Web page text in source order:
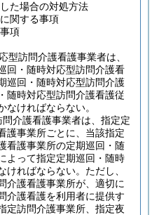
た場合の対処方法
関する事項
項
型訪問介護看護事業者は、
回・随時対応型訪問介護看
巡回・随時対応型訪問介護
随時対応型訪問介護看護従
ければならない。
介護看護事業者は、指定定
護事業所ごとに、当該指定
看護事業所の定期巡回・随
よって指定定期巡回・随時
ればならない。 ただし、
介護看護事業所が、適切に
介護看護を利用者に提供す
定訪問介護事業所、指定夜